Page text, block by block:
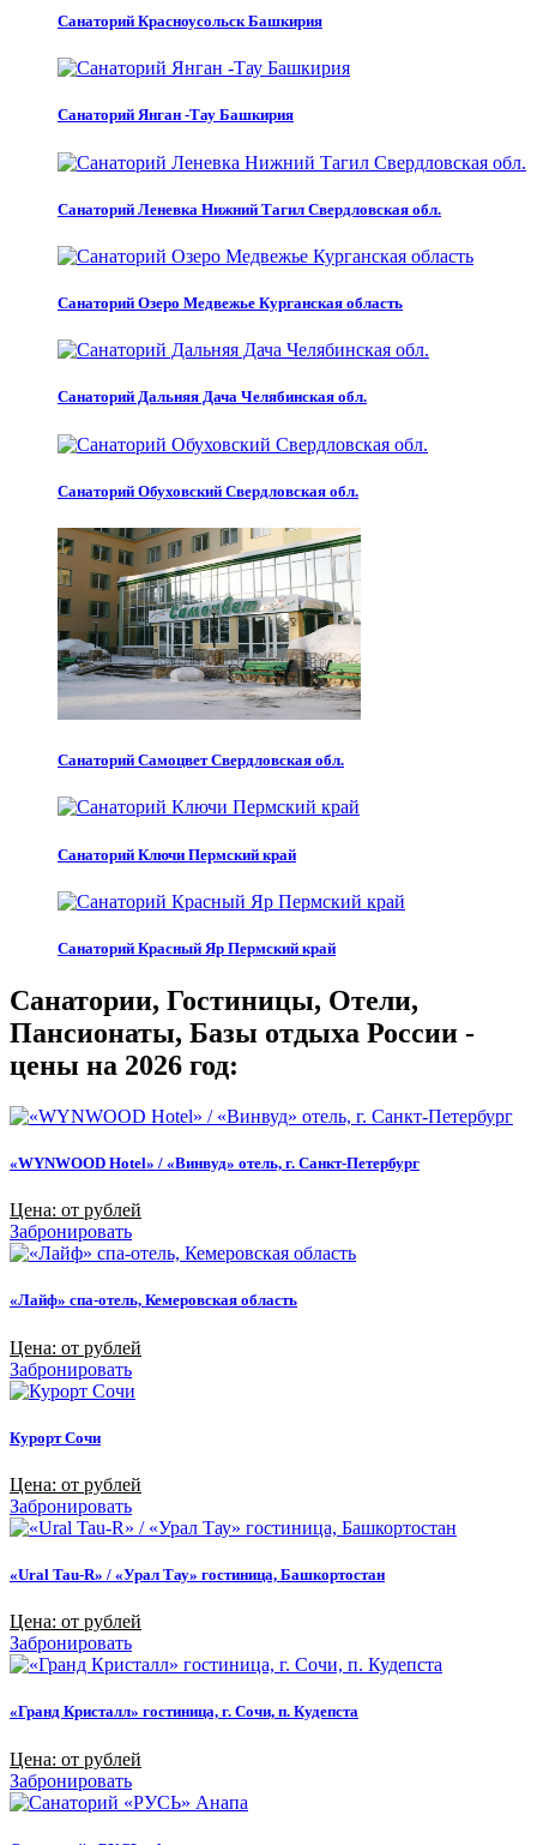
Санаторий Красноусольск Башкирия
Санаторий Янган -Тау Башкирия
Санаторий Леневка Нижний Тагил Свердловская обл.
Санаторий Озеро Медвежье Курганская область
Санаторий Дальняя Дача Челябинская обл.
Санаторий Обуховский Свердловская обл.
Санаторий Самоцвет Свердловская обл.
Санаторий Ключи Пермский край
Санаторий Красный Яр Пермский край
Санатории, Гостиницы, Отели,
Пансионаты, Базы отдыха России -
цены на 2026 год:
«WYNWOOD Hotel» / «Винвуд» отель, г. Санкт-Петербург
Цена: от рублей
Забронировать
«Лайф» спа-отель, Кемеровская область
Цена: от рублей
Забронировать
Курорт Сочи
Цена: от рублей
Забронировать
«Ural Tau-R» / «Урал Тау» гостиница, Башкортостан
Цена: от рублей
Забронировать
«Гранд Кристалл» гостиница, г. Сочи, п. Кудепста
Цена: от рублей
Забронировать